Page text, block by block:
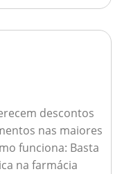
descontos
nas maiores
funciona: Basta
na farmácia